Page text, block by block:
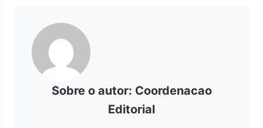
Sobre o autor: Coordenacao
Editorial